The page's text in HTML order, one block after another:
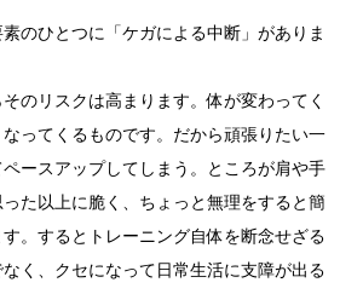
のひとつに「ケガによる中断」がありま
のリスクは高まります。体が変わってく
ってくるものです。だから頑張りたい一
ースアップしてしまう。ところが肩や手
た以上に脆く、ちょっと無理をすると簡
。するとトレーニング自体を断念せざる
く、クセになって日常生活に支障が出る